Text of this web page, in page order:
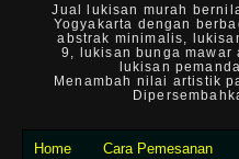
Jual lukisan murah
Yogyakarta dengan
abstrak minimalis,
9, lukisan bunga mawar
lukisan
Menambah nilai artistik
Home Cara Pemesanan